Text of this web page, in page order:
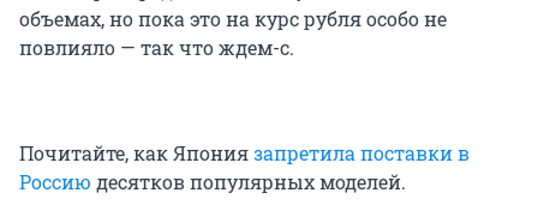
объемах, но пока это на курс рубля особо не
повлияло — так что ждем-с.
Почитайте, как Япониязапретила поставки в
Россию десятков популярных моделей.